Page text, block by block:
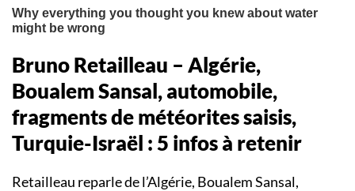
Bruno Retailleau – Algérie,
Boualem Sansal, automobile,
fragments de météorites saisis,
Turquie-Israël : 5 infos à retenir
Retailleau reparle de l’Algérie, Boualem Sansal,